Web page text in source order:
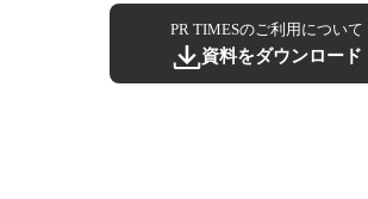
PR TIMESのご利用について
資料をダウンロード